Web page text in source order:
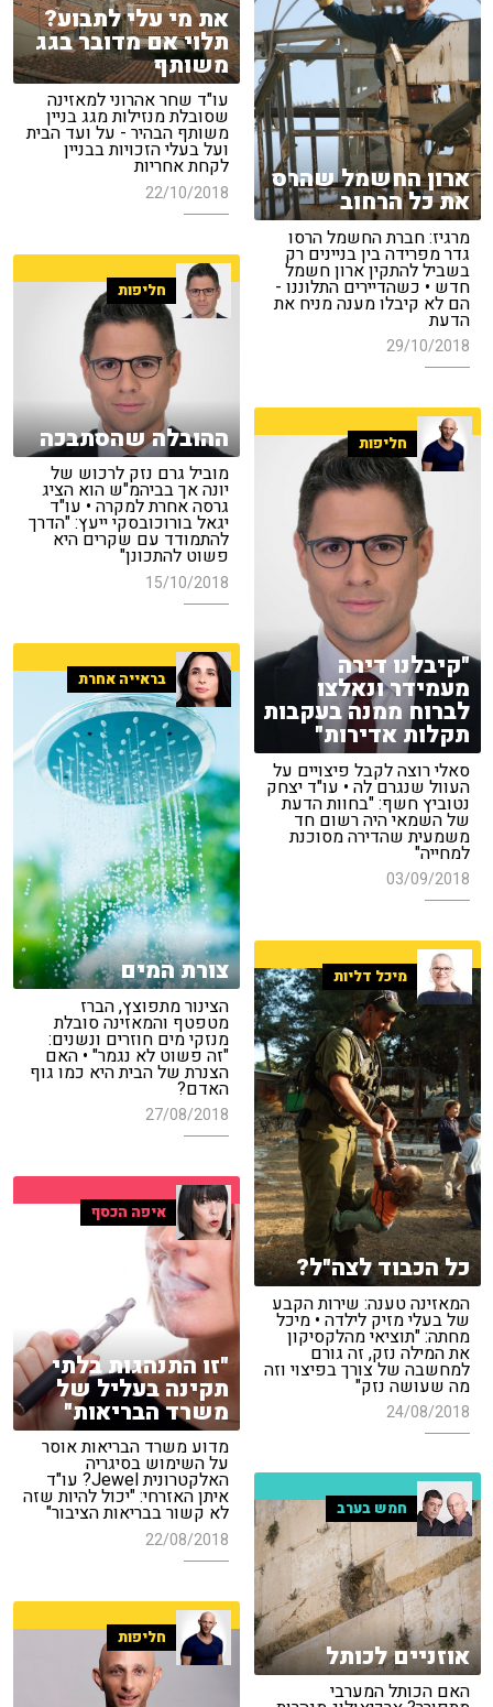
ארון החשמל שהרס
את כל הרחוב
מרגיז: חברת החשמל הרסו
גדר מפרידה בין בניינים רק
בשביל להתקין ארון חשמל
חדש • כשהדיירים התלוננו -
הם לא קיבלו מענה מניח את
הדעת
29/10/2018
את מי עלי לתבוע?
תלוי אם מדובר בגג
משותף
עו"ד שחר אהרוני למאזינה
שסובלת מנזילות מגג בניין
משותף הבהיר - על ועד הבית
ועל בעלי הזכויות בבניין
לקחת אחריות
22/10/2018
חליפות
ההובלה שהסתבכה
מוביל גרם נזק לרכוש של
יונה אך בביהמ"ש הוא הציג
גרסה אחרת למקרה • עו"ד
יגאל בורוכובסקי ייעץ: "הדרך
להתמודד עם שקרים היא
פשוט להתכונן"
15/10/2018
חליפות
"קיבלנו דירה
מעמידר ונאלצו
לברוח ממנה בעקבות
תקלות אדירות"
סאלי רוצה לקבל פיצויים על
העוול שנגרם לה • עו"ד יצחק
נטוביץ חשף: "בחוות הדעת
של השמאי היה רשום חד
משמעית שהדירה מסוכנת
למחייה"
03/09/2018
בראייה אחרת
צורת המים
הצינור מתפוצץ, הברז
מטפטף והמאזינה סובלת
מנזקי מים חוזרים ונשנים:
"זה פשוט לא נגמר" • האם
הצנרת של הבית היא כמו גוף
האדם?
27/08/2018
מיכל דליות
כל הכבוד לצה"ל?
המאזינה טענה: שירות הקבע
של בעלי מזיק לילדה • מיכל
מחתה: "תוציאי מהלקסיקון
את המילה נזק, זה גורם
למחשבה של צורך בפיצוי וזה
מה שעושה נזק"
24/08/2018
איפה הכסף
"זו התנהגות בלתי
תקינה בעליל של
משרד הבריאות"
מדוע משרד הבריאות אוסר
על השימוש בסיגריה
האלקטרונית Jewel? עו"ד
איתן האזרחי: "יכול להיות שזה
לא קשור בבריאות הציבור"
22/08/2018
חמש בערב
אוזניים לכותל
האם הכותל המערבי
חליפות